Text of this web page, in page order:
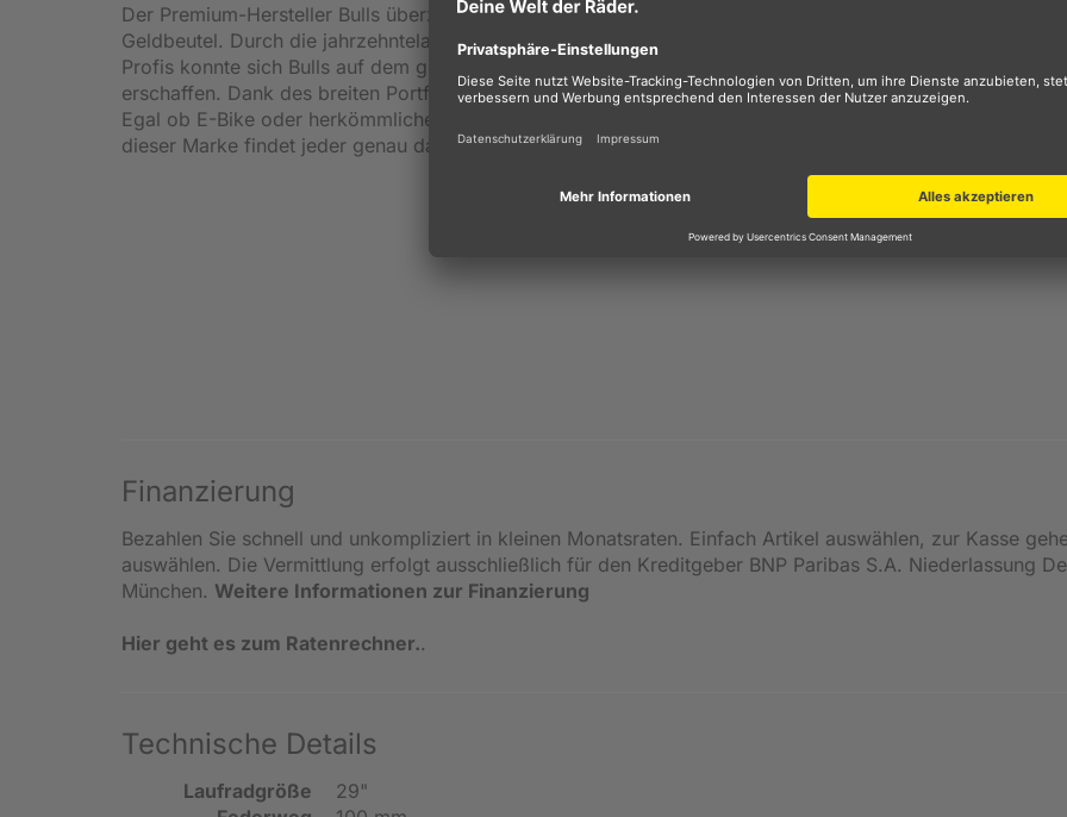
Der Premium-Hersteller Bulls überzeugt seine Kunden bereits seit 1995 mit hochqualitativen Produkten für
Geldbeutel. Durch die jahrzehntelange Entwicklung von Premium Bikes für Einsteiger, Fortgeschrittene und
Profis konnte sich Bulls auf dem globalen Fahrradmarkt durchsetzen und mehrere, weltweit bekannte
erschaffen. Dank des breiten Portfolios bietet der Hersteller für jeden Einsatzbereich das passende
Egal ob E-Bike oder herkömmlicher Muskelantrieb, Mountainbike, Rennrad, Trekking- oder Cityräder - bei
dieser Marke findet jeder genau das, wonach er sucht.
Finanzierung
Bezahlen Sie schnell und unkompliziert in kleinen Monatsraten. Einfach Artikel auswählen, zur Kasse
auswählen. Die Vermittlung erfolgt ausschließlich für den Kreditgeber BNP Paribas S.A. Niederlassung
München. Weitere Informationen zur Finanzierung
Hier geht es zum Ratenrechner..
Technische Details
Laufradgröße
29"